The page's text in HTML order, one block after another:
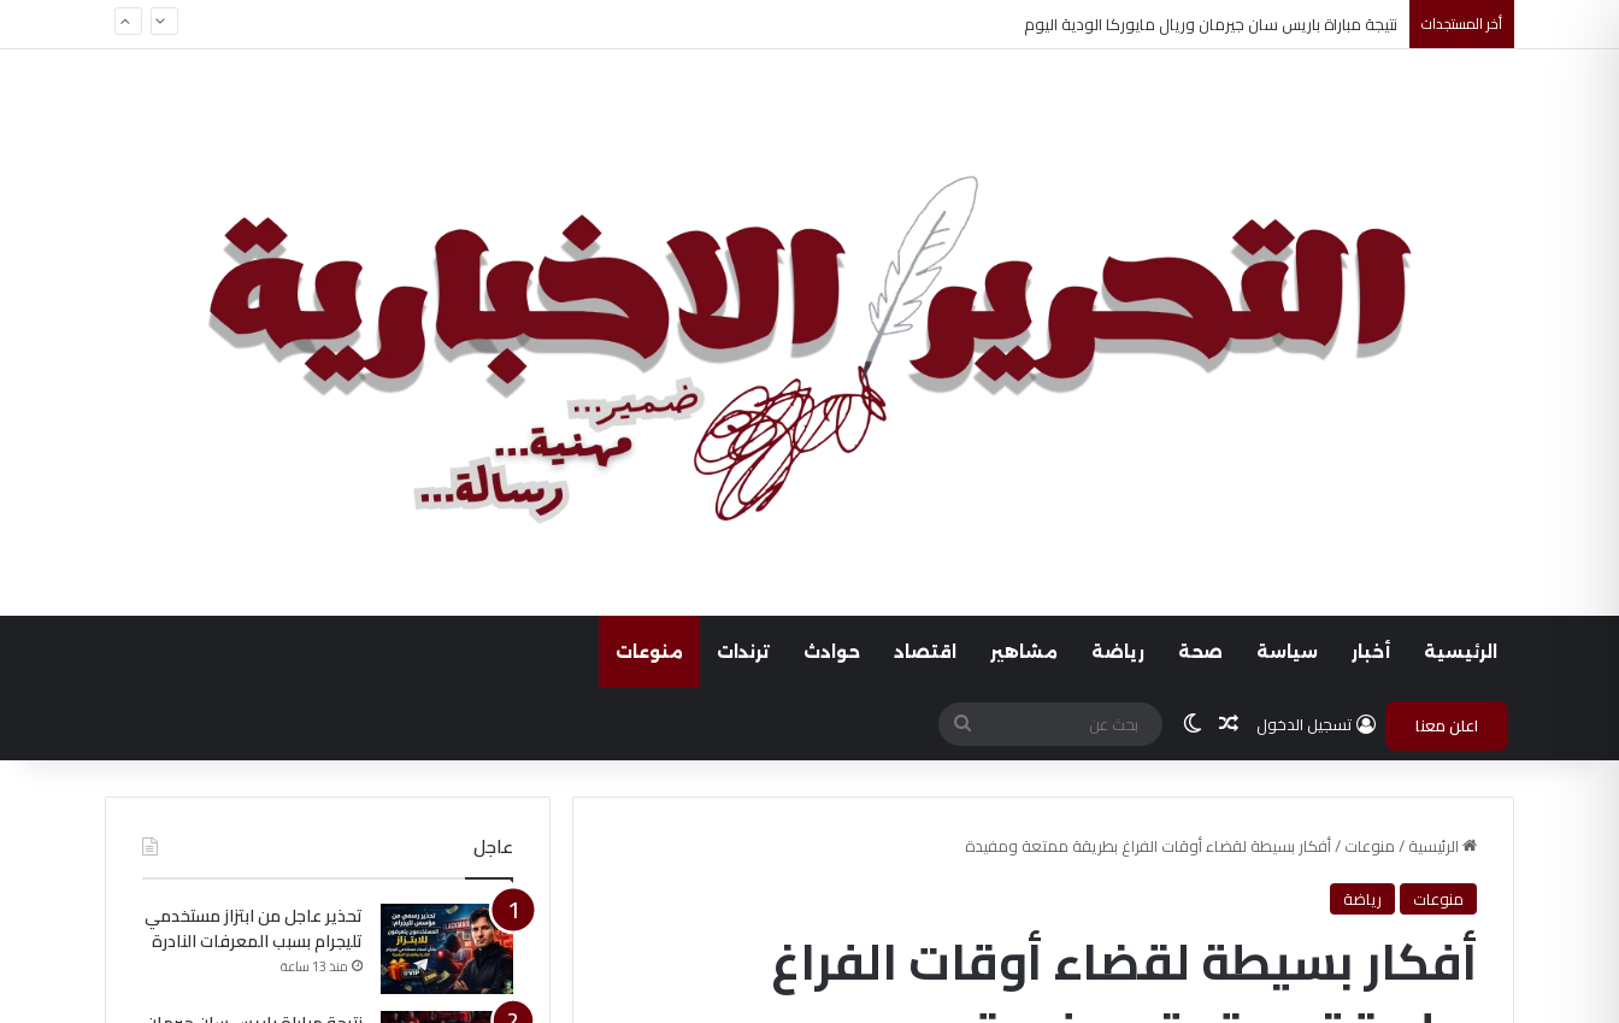
أخر المستجدات تغييرات جديدة تشهدها قيادة مجلس الأمن القومي الإيراني
الرئيسية أخبار سياسة صحة رياضة مشاهير اقتصاد حوادث ترندات منوعات
اعلن معنا تسجيل الدخول مقال عشوائي
الوضع المظلم
عن
الرئيسية/منوعات/أفكار بسيطة لقضاء أوقات الفراغ بطريقة ممتعة ومفيدة
منوعات
رياضة
أفكار بسيطة لقضاء أوقات الفراغ
عاجل
تحذير عاجل من ابتزاز مستخدمي
تليجرام بسبب المعرفات النادرة
منذ 13 ساعة